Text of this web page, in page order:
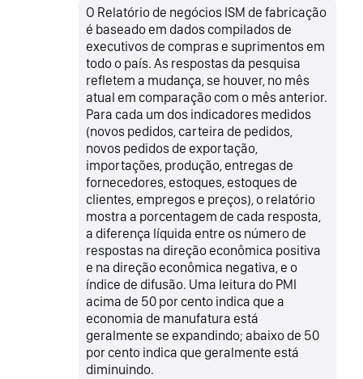
O Relatório de negócios ISM de fabricação
é baseado em dados compilados de
executivos de compras e suprimentos em
todo o país. As respostas da pesquisa
refletem a mudança, se houver, no mês
atual em comparação com o mês anterior.
Para cada um dos indicadores medidos
(novos pedidos, carteira de pedidos,
novos pedidos de exportação,
importações, produção, entregas de
fornecedores, estoques, estoques de
clientes, empregos e preços), o relatório
mostra a porcentagem de cada resposta,
a diferença líquida entre os número de
respostas na direção econômica positiva
e na direção econômica negativa, e o
índice de difusão. Uma leitura do PMI
acima de 50 por cento indica que a
economia de manufatura está
geralmente se expandindo; abaixo de 50
por cento indica que geralmente está
diminuindo.